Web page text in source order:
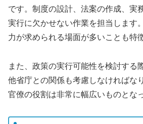
です。制度の設計、法案の作成、実
実行に欠かせない作業を担当します
力が求められる場面が多いことも特
また、政策の実行可能性を検討する
他省庁との関係も考慮しなければな
官僚の役割は非常に幅広いものとな